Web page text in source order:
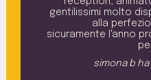
gentilissimi molto
alla
sicuramente l'anno
simona b